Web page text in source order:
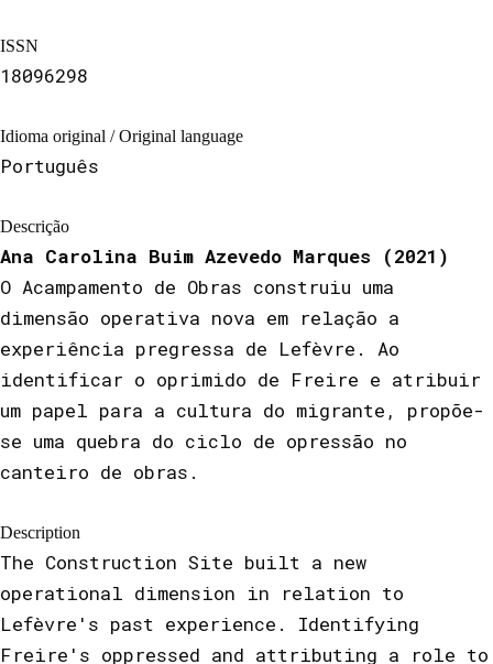
ISSN
18096298
Idioma original / Original language
Português
Descrição
Ana Carolina Buim Azevedo Marques (2021)
O Acampamento de Obras construiu uma
dimensão operativa nova em relação a
experiência pregressa de Lefèvre. Ao
identificar o oprimido de Freire e atribuir
um papel para a cultura do migrante, propõe-
se uma quebra do ciclo de opressão no
canteiro de obras.
Description
The Construction Site built a new
operational dimension in relation to
Lefèvre's past experience. Identifying
Freire's oppressed and attributing a role to